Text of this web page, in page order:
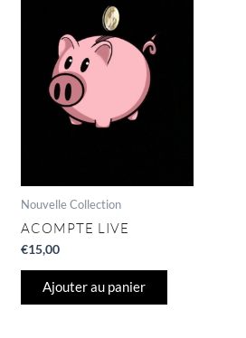
Nouvelle Collection
ACOMPTE LIVE
€15,00
Ajouter au panier